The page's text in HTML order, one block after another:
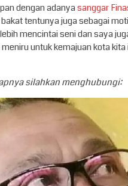
dengan adanyasanggar
tentunya juga sebagai
mencintai seni dan saya
untuk kemajuan kota kita
silahkan menghubungi: